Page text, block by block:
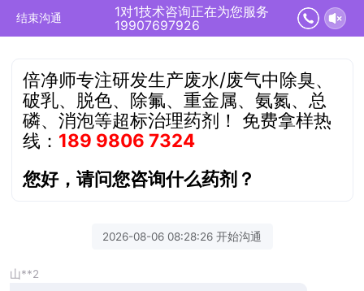
结束沟通
1对1技术咨询正在为您服务
19907697926
倍净师专注研发生产废水/废气中除臭、
破乳、脱色、除氟、重金属、氨氮、总
磷、消泡等超标治理药剂！ 免费拿样热
线： 189 9806 7324
您好，请问您咨询什么药剂？
2026-08-06 08:28:26 开始沟通
山**2